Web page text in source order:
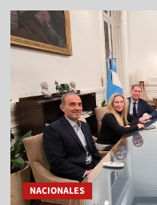
NACIONALES